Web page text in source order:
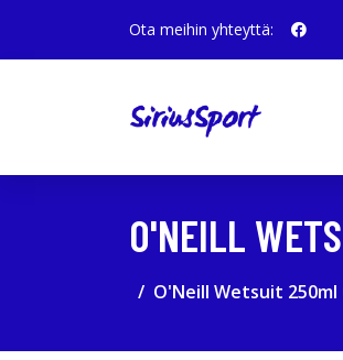
Ota meihin yhteyttä:
O'NEILL
O'Neill Wetsuit